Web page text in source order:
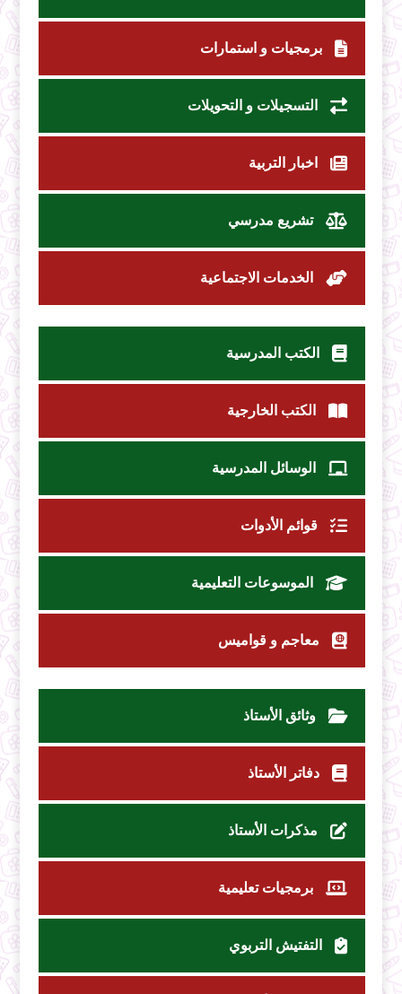
برمجيات و استمارات
التسجيلات و التحويلات
اخبار التربية
تشريع مدرسي
الخدمات الاجتماعية
الكتب المدرسية
الكتب الخارجية
الوسائل المدرسية
قوائم الأدوات
الموسوعات التعليمية
معاجم و قواميس
وثائق الأستاذ
دفاتر الأستاذ
مذكرات الأستاذ
برمجيات تعليمية
التفتيش التربوي